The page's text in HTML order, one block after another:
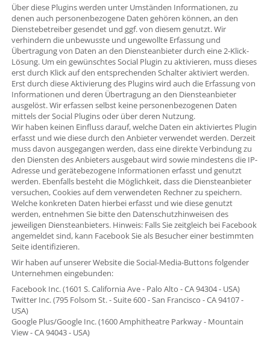
Über diese Plugins werden unter Umständen Informationen, zu
denen auch personenbezogene Daten gehören können, an den
Dienstebetreiber gesendet und ggf. von diesem genutzt. Wir
verhindern die unbewusste und ungewollte Erfassung und
Übertragung von Daten an den Diensteanbieter durch eine 2-Klick-
Lösung. Um ein gewünschtes Social Plugin zu aktivieren, muss dieses
erst durch Klick auf den entsprechenden Schalter aktiviert werden.
Erst durch diese Aktivierung des Plugins wird auch die Erfassung von
Informationen und deren Übertragung an den Diensteanbieter
ausgelöst. Wir erfassen selbst keine personenbezogenen Daten
mittels der Social Plugins oder über deren Nutzung.
Wir haben keinen Einfluss darauf, welche Daten ein aktiviertes Plugin
erfasst und wie diese durch den Anbieter verwendet werden. Derzeit
muss davon ausgegangen werden, dass eine direkte Verbindung zu
den Diensten des Anbieters ausgebaut wird sowie mindestens die IP-
Adresse und gerätebezogene Informationen erfasst und genutzt
werden. Ebenfalls besteht die Möglichkeit, dass die Diensteanbieter
versuchen, Cookies auf dem verwendeten Rechner zu speichern.
Welche konkreten Daten hierbei erfasst und wie diese genutzt
werden, entnehmen Sie bitte den Datenschutzhinweisen des
jeweiligen Diensteanbieters. Hinweis: Falls Sie zeitgleich bei Facebook
angemeldet sind, kann Facebook Sie als Besucher einer bestimmten
Seite identifizieren.
Wir haben auf unserer Website die Social-Media-Buttons folgender
Unternehmen eingebunden:
Facebook Inc. (1601 S. California Ave - Palo Alto - CA 94304 - USA)
Twitter Inc. (795 Folsom St. - Suite 600 - San Francisco - CA 94107 -
USA)
Google Plus/Google Inc. (1600 Amphitheatre Parkway - Mountain
View - CA 94043 - USA)